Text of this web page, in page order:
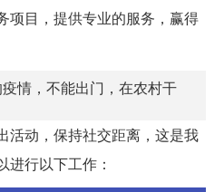
项目，提供专业的服务，赢得
情，不能出门，在农村干
活动，保持社交距离，这是我
进行以下工作：